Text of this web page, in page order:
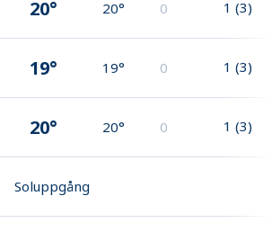
20° 20° 0 1 (3)
19° 19° 0 1 (3)
20° 20° 0 1 (3)
Soluppgång